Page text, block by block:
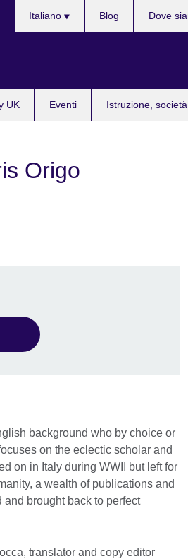
UK Eventi Istruzione,
Italiano Blog Dove
Origo
background who by choice or
on the eclectic scholar and
on in Italy during WWII but left for
a wealth of publications and
and brought back to perfect
translator and copy editor